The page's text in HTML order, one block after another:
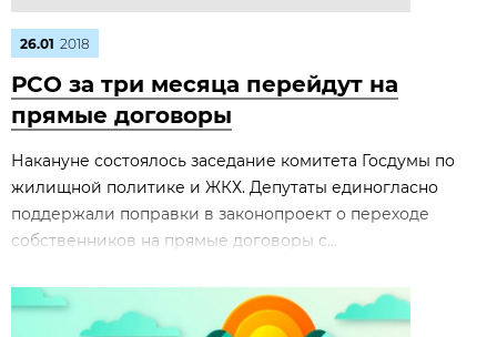
26.01 2018
РСО за три месяца перейдут на
прямые договоры
Накануне состоялось заседание комитета Госдумы по
жилищной политике и ЖКХ. Депутаты единогласно
поддержали поправки в законопроект о переходе
собственников на прямые договоры с...